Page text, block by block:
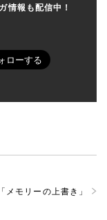
情報も配信中！
「 メモリーの上書き 」